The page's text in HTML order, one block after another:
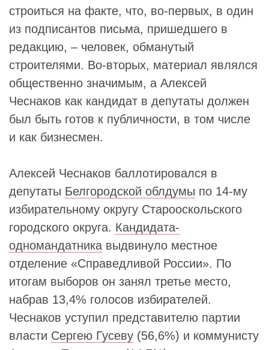
строиться на факте, что, во-первых, в один
из подписантов письма, пришедшего в
редакцию, – человек, обманутый
строителями. Во-вторых, материал являлся
общественно значимым, а Алексей
Чеснаков как кандидат в депутаты должен
был быть готов к публичности, в том числе
и как бизнесмен.
Алексей Чеснаков баллотировался в
депутаты Белгородской облдумы по 14-му
избирательному округу Старооскольского
городского округа. Кандидата-
одномандатника выдвинуло местное
отделение «Справедливой России». По
итогам выборов он занял третье место,
набрав 13,4% голосов избирателей.
Чеснаков уступил представителю партии
власти Сергею Гусеву (56,6%) и коммунисту